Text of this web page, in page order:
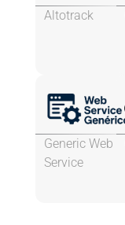
Altotrack
Generic Web
Service